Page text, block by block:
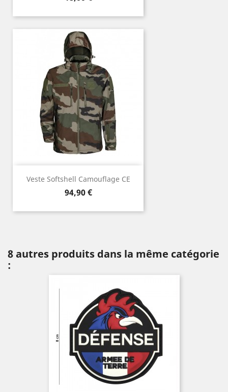
Veste Softshell Camouflage CE
Prix
94,90 €
8 autres produits dans la même catégorie
: